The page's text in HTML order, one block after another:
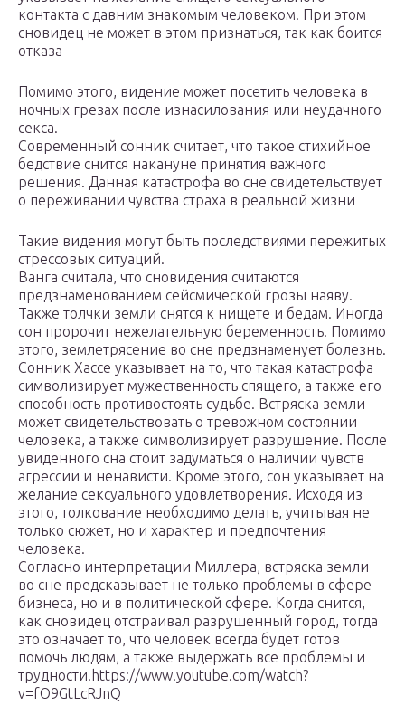
контакта с давним знакомым человеком. При этом
сновидец не может в этом признаться, так как боится
отказа
Помимо этого, видение может посетить человека в
ночных грезах после изнасилования или неудачного
секса.
Современный сонник считает, что такое стихийное
бедствие снится накануне принятия важного
решения. Данная катастрофа во сне свидетельствует
о переживании чувства страха в реальной жизни
Такие видения могут быть последствиями пережитых
стрессовых ситуаций.
Ванга считала, что сновидения считаются
предзнаменованием сейсмической грозы наяву.
Также толчки земли снятся к нищете и бедам. Иногда
сон пророчит нежелательную беременность. Помимо
этого, землетрясение во сне предзнаменует болезнь.
Сонник Хассе указывает на то, что такая катастрофа
символизирует мужественность спящего, а также его
способность противостоять судьбе. Встряска земли
может свидетельствовать о тревожном состоянии
человека, а также символизирует разрушение. После
увиденного сна стоит задуматься о наличии чувств
агрессии и ненависти. Кроме этого, сон указывает на
желание сексуального удовлетворения. Исходя из
этого, толкование необходимо делать, учитывая не
только сюжет, но и характер и предпочтения
человека.
Согласно интерпретации Миллера, встряска земли
во сне предсказывает не только проблемы в сфере
бизнеса, но и в политической сфере. Когда снится,
как сновидец отстраивал разрушенный город, тогда
это означает то, что человек всегда будет готов
помочь людям, а также выдержать все проблемы и
трудности.https://www.youtube.com/watch?
v=fO9GtLcRJnQ